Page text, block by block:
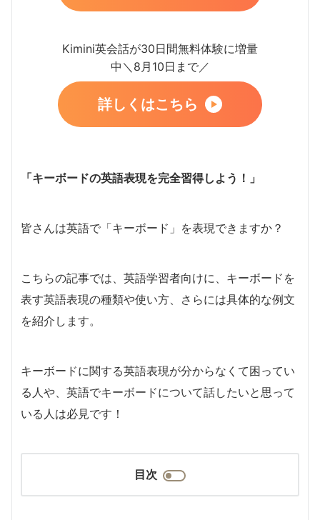
Kimini英会話が30日間無料体験に増量
中＼8月10日まで／
詳しくはこちら
「キーボードの英語表現を完全習得しよう！」
皆さんは英語で「キーボード」を表現できますか？
こちらの記事では、英語学習者向けに、キーボードを
表す英語表現の種類や使い方、さらには具体的な例文
を紹介します。
キーボードに関する英語表現が分からなくて困ってい
る人や、英語でキーボードについて話したいと思って
いる人は必見です！
目次